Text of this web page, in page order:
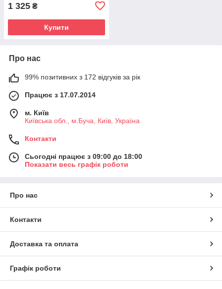
1 325 ₴
Купити
Про нас
99% позитивних з 172 відгуків за рік
Працює з 17.07.2014
м. Київ
Київська обл., м.Буча, Київ, Україна
Контакти
Сьогодні працює з 09:00 до 18:00
Показати весь графік роботи
Про нас
Контакти
Доставка та оплата
Графік роботи